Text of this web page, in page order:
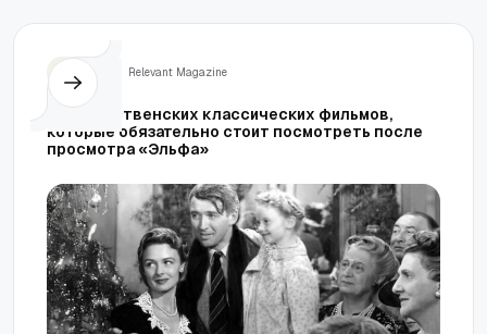
Relevant Magazine
5 рождественских классических фильмов,
которые обязательно стоит посмотреть после
просмотра «Эльфа»